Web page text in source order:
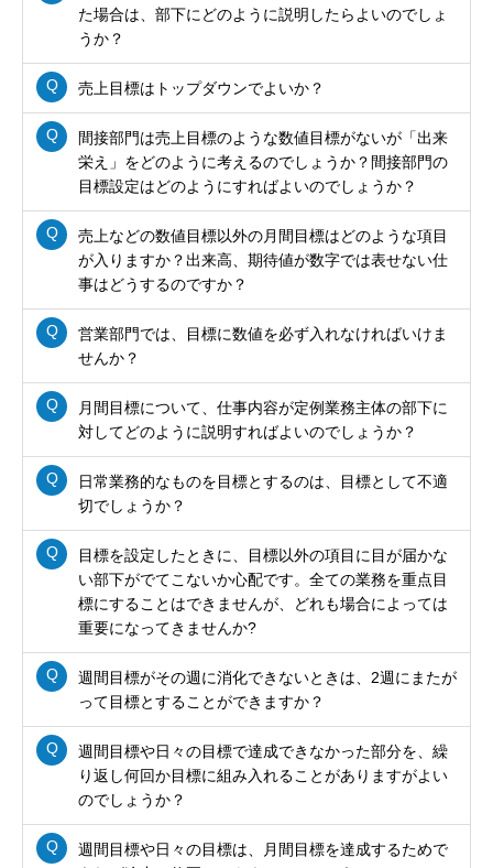
た場合は、部下にどのように説明したらよいのでしょ
うか？
売上目標はトップダウンでよいか？
間接部門は売上目標のような数値目標がないが「出来
栄え」をどのように考えるのでしょうか？間接部門の
目標設定はどのようにすればよいのでしょうか？
売上などの数値目標以外の月間目標はどのような項目
が入りますか？出来高、期待値が数字では表せない仕
事はどうするのですか？
営業部門では、目標に数値を必ず入れなければいけま
せんか？
月間目標について、仕事内容が定例業務主体の部下に
対してどのように説明すればよいのでしょうか？
日常業務的なものを目標とするのは、目標として不適
切でしょうか？
目標を設定したときに、目標以外の項目に目が届かな
い部下がでてこないか心配です。全ての業務を重点目
標にすることはできませんが、どれも場合によっては
重要になってきませんか?
週間目標がその週に消化できないときは、2週にまたが
って目標とすることができますか？
週間目標や日々の目標で達成できなかった部分を、繰
り返し何回か目標に組み入れることがありますがよい
のでしょうか？
週間目標や日々の目標は、月間目標を達成するためで